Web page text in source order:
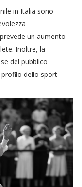
in Italia sono
un aumento
Inoltre, la
del pubblico
dello sport